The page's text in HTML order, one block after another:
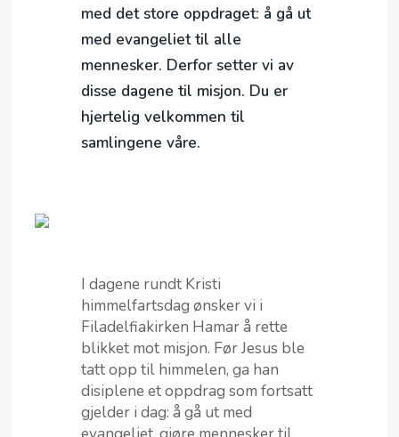
KONTAKT
MIN SIDE
VEIEN
med det store oppdraget: å gå ut
med evangeliet til alle
mennesker. Derfor setter vi av
disse dagene til misjon. Du er
hjertelig velkommen til
samlingene våre.
I dagene rundt Kristi
himmelfartsdag ønsker vi i
Filadelfiakirken Hamar å rette
blikket mot misjon. Før Jesus ble
tatt opp til himmelen, ga han
disiplene et oppdrag som fortsatt
gjelder i dag: å gå ut med